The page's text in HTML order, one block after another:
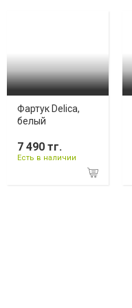
Фартук Delica,
белый
7 490 тг.
Есть в наличии